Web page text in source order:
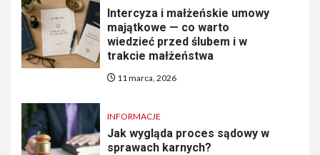
Intercyza i małżeńskie umowy
majątkowe — co warto
wiedzieć przed ślubem i w
trakcie małżeństwa
11 marca, 2026
INFORMACJE
Jak wygląda proces sądowy w
sprawach karnych?